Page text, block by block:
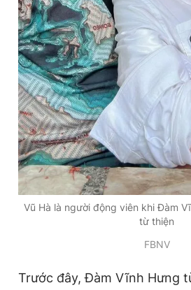
Vũ Hà là người động viên khi Đàm
từ thiện
FBNV
Trước đây, Đàm Vĩnh Hưng